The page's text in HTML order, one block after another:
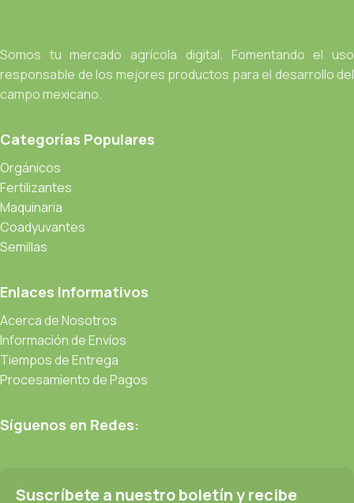
Somos tu mercado agrícola digital. Fomentando el uso
responsable de los mejores productos para el desarrollo del
campo mexicano.
Categorías Populares
Orgánicos
Fertilizantes
Maquinaria
Coadyuvantes
Semillas
Enlaces Informativos
Acerca de Nosotros
Información de Envíos
Tiempos de Entrega
Procesamiento de Pagos
Síguenos en Redes:
Suscríbete a nuestro boletín y recibe